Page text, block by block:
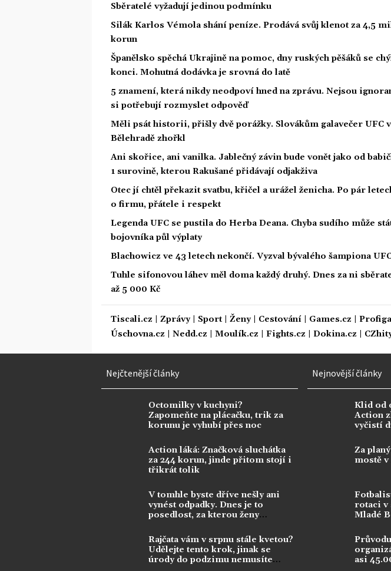
Sběratelé vyžadují jedinou podmínku
Silák Karlos Vémola shání peníze. Prodává svůj klenot za 4,5
korun
Španělsko spěchá Ukrajině na pomoc, dny ruských pěšáků se
konci. Mohutná dodávka je srovná do latě
5 znamení, která nikdy neodpoví hned na zprávu. Nejsou
si potřebují rozmyslet odpověď
Měli psát historii, přišly dvě porážky. Slovákům galavečer UFC v
Bělehradě zhořkl
Ani skořice, ani vanilka. Jablečný závin bude vonět jako od
1 surovině, kterou Rakušané přidávají odjakživa
Otec jí chtěl překazit svatbu, křičel a urážel ženicha. Po pár
o firmu, přátele i respekt
Legenda UFC se pustila do Herba Deana. Chyba sudího může
bojovníka půl výplaty
Blachowicz ve 43 letech nekončí. Vyzval bývalého šampiona
Tuhle sifonovou láhev měl doma každý druhý. Dnes za ni
až 5 000 Kč
Tiscali.cz Zprávy| Sport| Ženy| Cestování Games.cz
Úschovna.cz
Nedd.cz Moulík.cz Fights.cz Dokina.cz
Nejčtenější články
Octomilky v kuchyni?
Zapomeňte na plácačku, trik za
korunu je vyhubí přes noc
Action láká: Značková sluchátka
za 244 korun, jinde přitom stojí i
třikrát tolik
V tomhle byste dříve nešly ani
vynést odpadky. Dnes je to
posedlost, za kterou ženy
Rajčata vám v srpnu stále kvetou?
Udělejte tento krok, jinak se
úrody do podzimu nemusíte
Nejnovější články
Klid od
Action
vyčistí
Za
mostě
rotaci v
Mladé
asi